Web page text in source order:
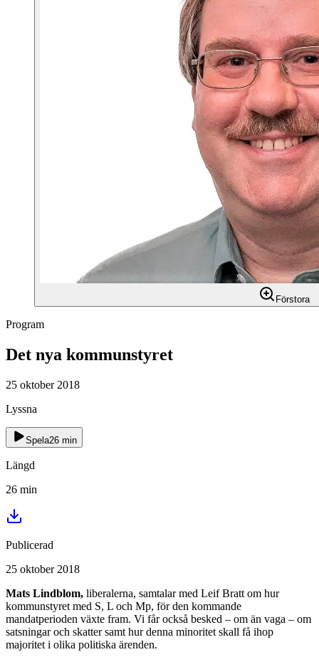
Förstora
Program
Det nya kommunstyret
25 oktober 2018
Lyssna
Spela26 min
Längd
26 min
Publicerad
25 oktober 2018
Mats Lindblom, liberalerna, samtalar med Leif Bratt om hur
kommunstyret med S, L och Mp, för den kommande
mandatperioden växte fram. Vi får också besked – om än vaga – om
satsningar och skatter samt hur denna minoritet skall få ihop
majoritet i olika politiska ärenden.